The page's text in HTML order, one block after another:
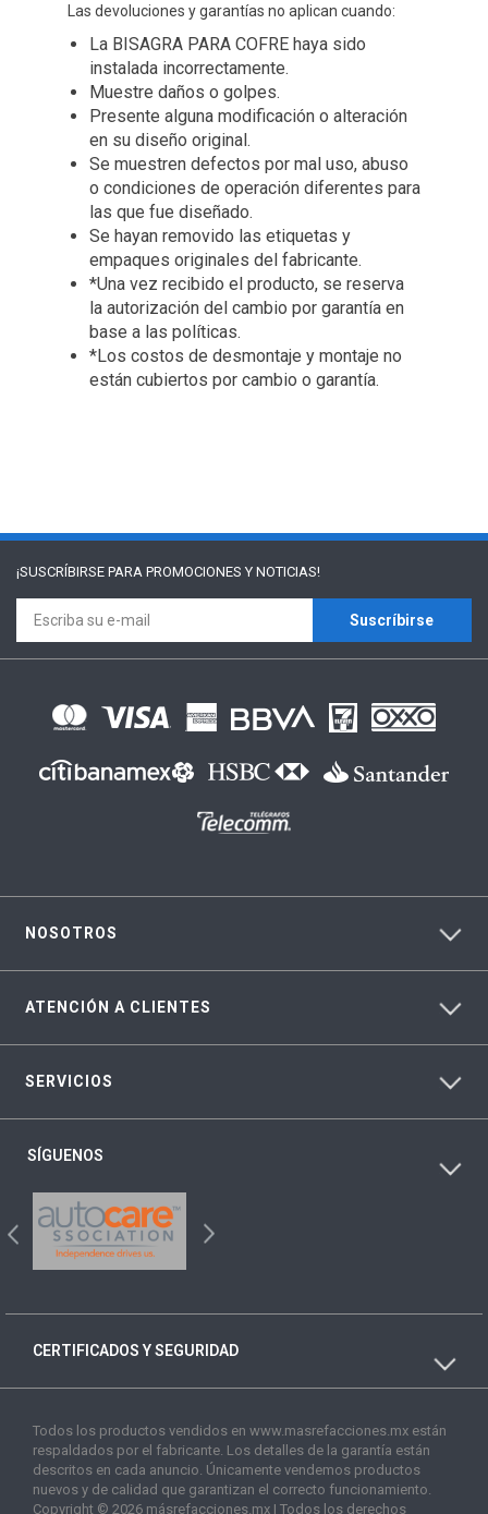
Las devoluciones y garantías no aplican cuando:
La BISAGRA PARA COFRE haya sido
instalada incorrectamente.
Muestre daños o golpes.
Presente alguna modificación o alteración
en su diseño original.
Se muestren defectos por mal uso, abuso
o condiciones de operación diferentes para
las que fue diseñado.
Se hayan removido las etiquetas y
empaques originales del fabricante.
*Una vez recibido el producto, se reserva
la autorización del cambio por garantía en
base a las políticas.
*Los costos de desmontaje y montaje no
están cubiertos por cambio o garantía.
¡SUSCRÍBIRSE PARA PROMOCIONES Y NOTICIAS!
Suscríbirse
NOSOTROS
ATENCIÓN A CLIENTES
SERVICIOS
SÍGUENOS
CERTIFICADOS Y SEGURIDAD
Todos los productos vendidos en www.masrefacciones.mx están
respaldados por el fabricante. Los detalles de la garantía están
descritos en cada anuncio. Únicamente vendemos productos
nuevos y de calidad que garantizan el correcto funcionamiento.
Copyright © 2026 másrefacciones.mx | Todos los derechos